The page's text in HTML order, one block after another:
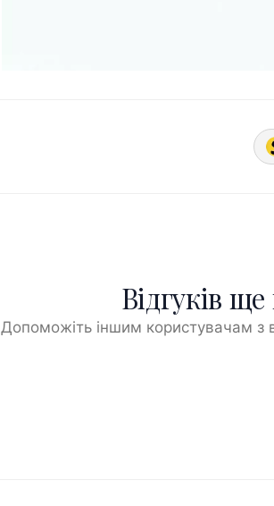
Відгуків
Допоможіть іншим користувачам з